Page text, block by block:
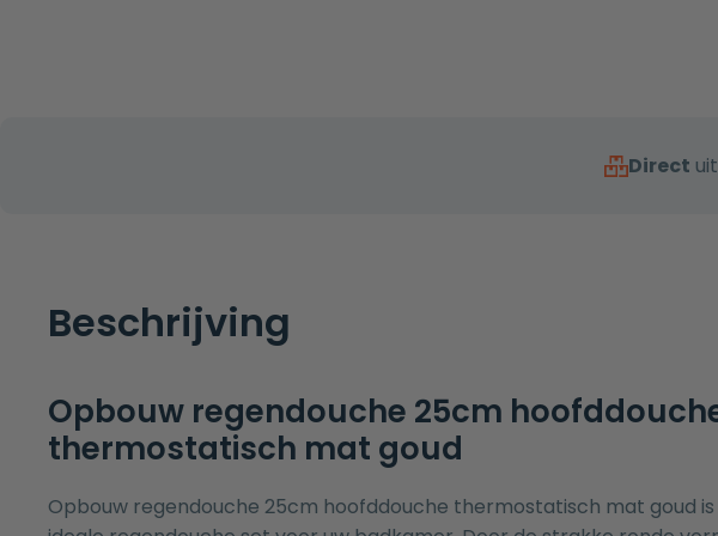
Direct
Beschrijving
Opbouw regendouche 25cm
thermostatisch mat goud
Opbouw regendouche 25cm hoofddouche thermostatisch mat goud is